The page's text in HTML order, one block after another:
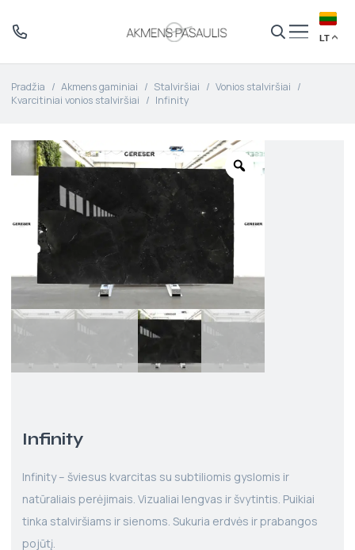
LT
Pradžia / Akmens gaminiai / Stalviršiai / Vonios stalviršiai /
Kvarcitiniai vonios stalviršiai / Infinity
Infinity
Infinity – šviesus kvarcitas su subtiliomis gyslomis ir
natūraliais perėjimais. Vizualiai lengvas ir švytintis. Puikiai
tinka stalviršiams ir sienoms. Sukuria erdvės ir prabangos
pojūtį.